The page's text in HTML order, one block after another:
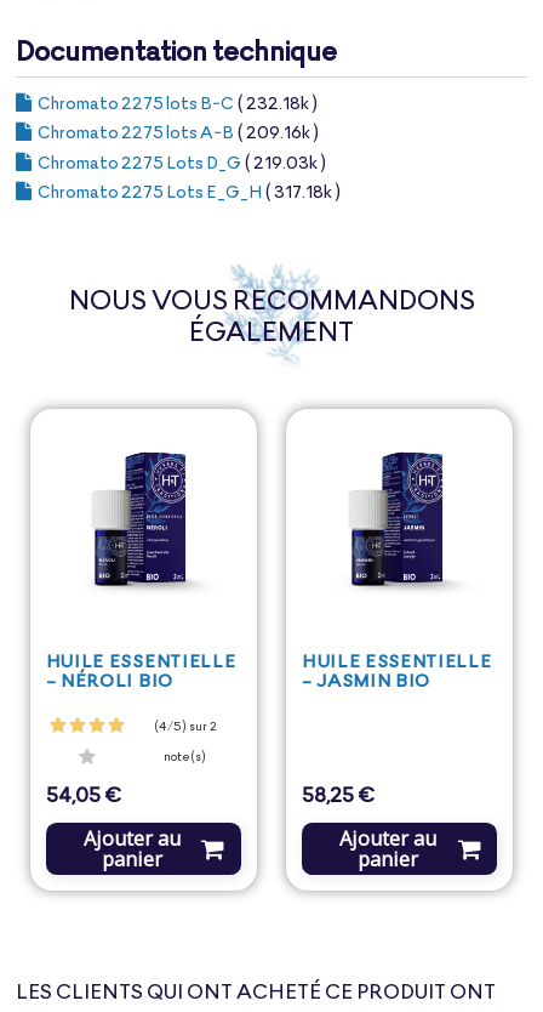
Documentation technique
Chromato 2275 lots B-C ( 232.18k )
Chromato 2275 lots A-B ( 209.16k )
Chromato 2275 Lots D_G ( 219.03k )
Chromato 2275 Lots E_G_H ( 317.18k )
NOUS VOUS RECOMMANDONS
ÉGALEMENT
HUILE ESSENTIELLE
- NÉROLI BIO
(4/5) sur 2
note(s)
Prix
54,05 €
Ajouter au
panier
HUILE ESSENTIELLE
- JASMIN BIO
Prix
58,25 €
Ajouter au
panier
LES CLIENTS QUI ONT ACHETÉ CE PRODUIT ONT